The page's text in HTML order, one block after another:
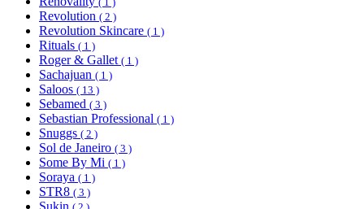
Revolution ( 2 )
Revolution Skincare ( 1 )
Rituals ( 1 )
Roger & Gallet ( 1 )
Sachajuan ( 1 )
Saloos ( 13 )
Sebamed ( 3 )
Sebastian Professional ( 1 )
Snuggs ( 2 )
Sol de Janeiro ( 3 )
Some By Mi ( 1 )
Soraya ( 1 )
STR8 ( 3 )